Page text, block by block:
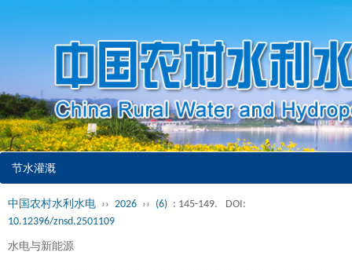
节水灌溉
中国农村水利水电 ›› 2026 ›› (6) : 145-149.
DOI:
10.12396/znsd.2501109
水电与新能源